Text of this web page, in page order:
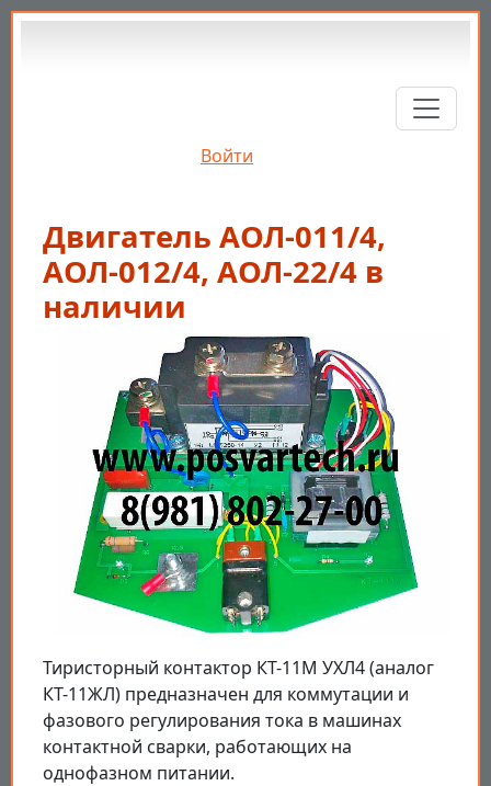
Перейти к основному содержанию
Войти
Двигатель АОЛ-011/4,
АОЛ-012/4, АОЛ-22/4 в
наличии
Тиристорный контактор КТ-11М УХЛ4 (аналог
КТ-11ЖЛ) предназначен для коммутации и
фазового регулирования тока в машинах
контактной сварки, работающих на
однофазном питании.